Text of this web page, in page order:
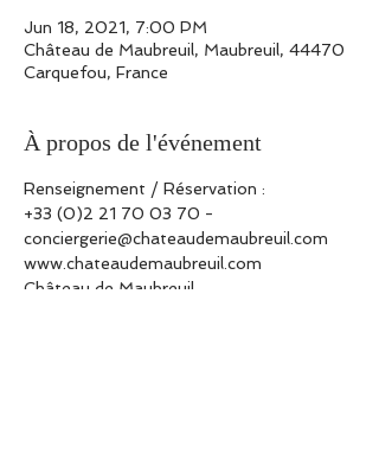
Jun 18, 2021, 7:00 PM
Château de Maubreuil, Maubreuil, 44470
Carquefou, France
À propos de l'événement
Renseignement / Réservation :
+33 (0)2 21 70 03 70 -
conciergerie@chateaudemaubreuil.com
www.chateaudemaubreuil.com
Château de Maubreuil